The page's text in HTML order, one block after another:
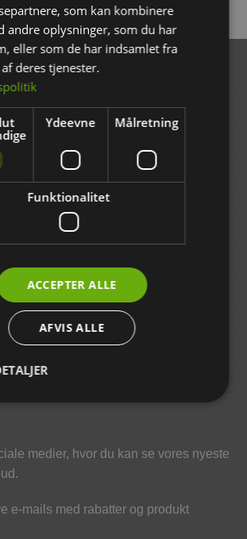
medier, hvor du kan se vores nyeste
e-mails med rabatter og produkt
som kan kombinere
andre oplysninger, som du har
eller som de har indsamlet fra
deres tjenester.
Ydeevne Målretning
Funktionalitet
ACCEPTER ALLE
AFVIS ALLE